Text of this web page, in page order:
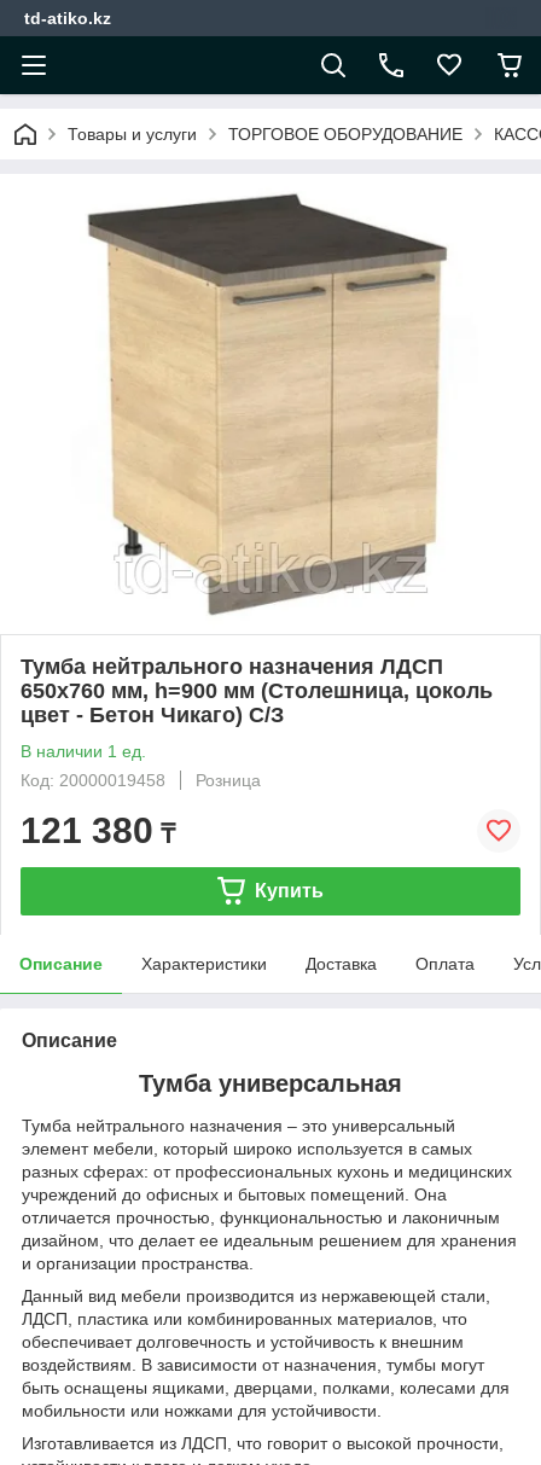
td-atiko.kz
Товары и услуги ТОРГОВОЕ ОБОРУДОВАНИЕ
Тумба нейтрального назначения ЛДСП
650х760 мм, h=900 мм (Столешница, цоколь
цвет - Бетон Чикаго) С/З
В наличии 1 ед.
Код: 20000019458
Розница
121 380 ₸
Купить
Описание Характеристики Доставка Оплата
Описание
Тумба универсальная
Тумба нейтрального назначения – это универсальный
элемент мебели, который широко используется в самых
разных сферах: от профессиональных кухонь и медицинских
учреждений до офисных и бытовых помещений. Она
отличается прочностью, функциональностью и лаконичным
дизайном, что делает ее идеальным решением для хранения
и организации пространства.
Данный вид мебели производится из нержавеющей стали,
ЛДСП, пластика или комбинированных материалов, что
обеспечивает долговечность и устойчивость к внешним
воздействиям. В зависимости от назначения, тумбы могут
быть оснащены ящиками, дверцами, полками, колесами для
мобильности или ножками для устойчивости.
Изготавливается из ЛДСП, что говорит о высокой прочности,